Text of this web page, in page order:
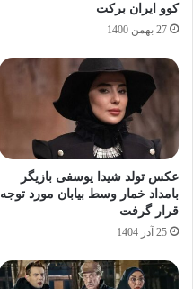
کوو ایران برکت
27 بهمن 1400
عکس تولد شیدا یوسفی بازیگر
بامداد خمار وسط بیابان مورد توجه
قرار گرفت
25 آذر 1404